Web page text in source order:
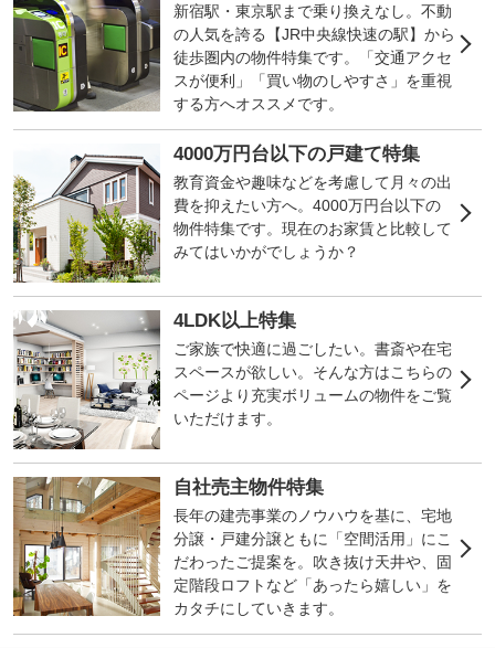
新宿駅・東京駅まで乗り換えなし。不動
の人気を誇る【JR中央線快速の駅】から
徒歩圏内の物件特集です。「交通アクセ
スが便利」「買い物のしやすさ」を重視
する方へオススメです。
4000万円台以下の戸建て特集
教育資金や趣味などを考慮して月々の出
費を抑えたい方へ。4000万円台以下の
物件特集です。現在のお家賃と比較して
みてはいかがでしょうか？
4LDK以上特集
ご家族で快適に過ごしたい。書斎や在宅
スペースが欲しい。そんな方はこちらの
ページより充実ボリュームの物件をご覧
いただけます。
自社売主物件特集
長年の建売事業のノウハウを基に、宅地
分譲・戸建分譲ともに「空間活用」にこ
だわったご提案を。吹き抜け天井や、固
定階段ロフトなど「あったら嬉しい」を
カタチにしていきます。